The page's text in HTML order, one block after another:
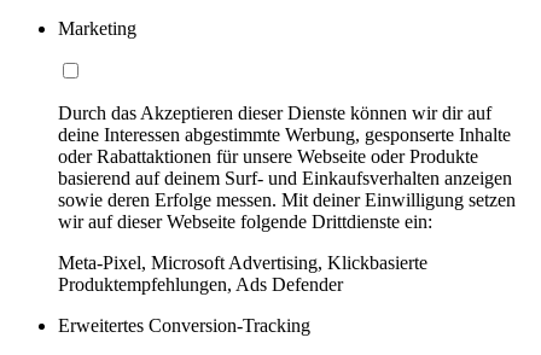
Marketing
Durch das Akzeptieren dieser Dienste können wir dir auf
deine Interessen abgestimmte Werbung, gesponserte Inhalte
oder Rabattaktionen für unsere Webseite oder Produkte
basierend auf deinem Surf- und Einkaufsverhalten anzeigen
sowie deren Erfolge messen. Mit deiner Einwilligung setzen
wir auf dieser Webseite folgende Drittdienste ein:
Meta-Pixel, Microsoft Advertising, Klickbasierte
Produktempfehlungen, Ads Defender
Erweitertes Conversion-Tracking